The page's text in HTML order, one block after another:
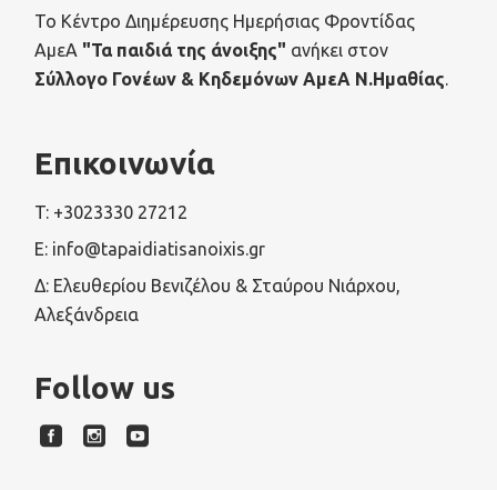
Το Κέντρο Διημέρευσης Ημερήσιας Φροντίδας
ΑμεΑ "Τα παιδιά της άνοιξης" ανήκει στον
Σύλλογο Γονέων & Κηδεμόνων ΑμεΑ Ν.Ημαθίας
Επικοινωνία
T: +3023330 27212
E: info@tapaidiatisanoixis.gr
Δ: Ελευθερίου Βενιζέλου & Σταύρου Νιάρχου,
Αλεξάνδρεια
Follow us